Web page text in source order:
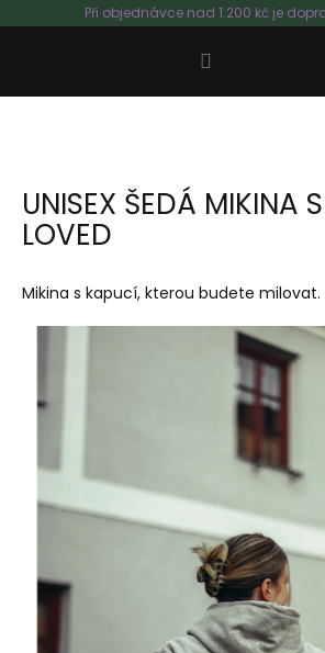
na
Při objednávce nad 1.200 kč je
UNISEX ŠEDÁ MIKINA
LOVED
Mikina s kapucí, kterou budete milovat.